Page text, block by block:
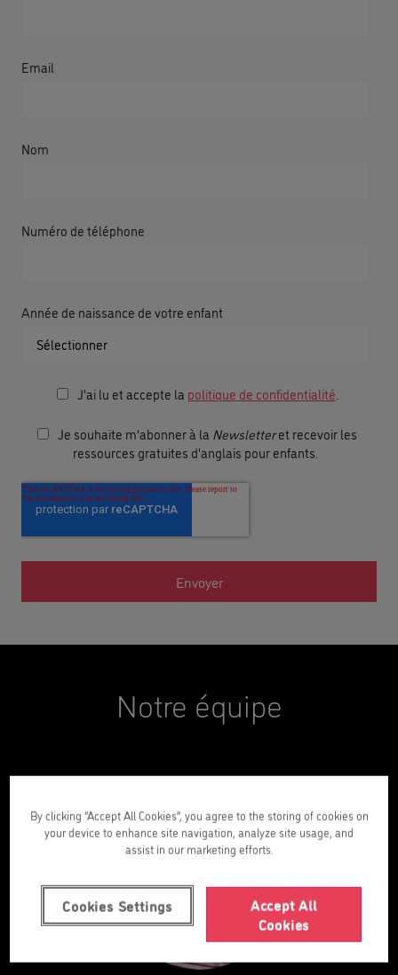
Email
Nom
Numéro de téléphone
Année de naissance de votre enfant
J'ai lu et accepte la politique de confidentialité
Je souhaite m'abonner à la Newsletteret recevoir les
ressources gratuites d'anglais pour enfants.
Notre équipe
By clicking “Accept All Cookies”, you agree to the storing of cookies on
your device to enhance site navigation, analyze site usage, and
assist in our marketing efforts.
Accept All
Cookies
Cookies Settings